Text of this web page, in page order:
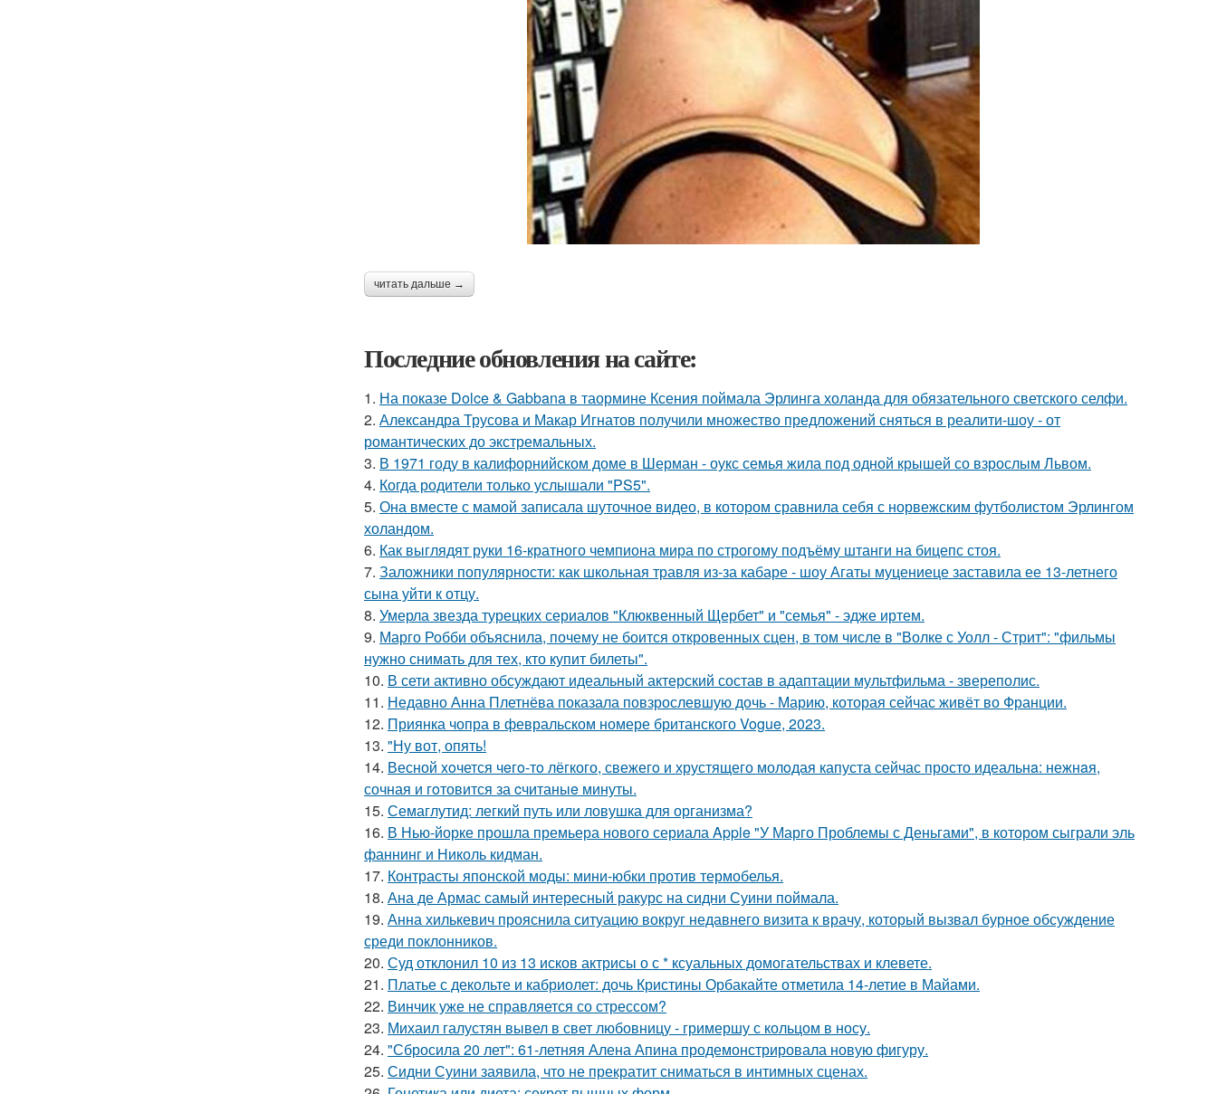
читать дальше →
Последние обновления на сайте:
1. На показе Dolce & Gabbana в таормине Ксения поймала Эрлинга холанда для обязательного светского селфи.
2. Александра Трусова и Макар Игнатов получили множество предложений сняться в реалити-шоу - от
романтических до экстремальных.
3. В 1971 году в калифорнийском доме в Шерман - оукс семья жила под одной крышей со взрослым Львом.
4. Когда родители только услышали "PS5".
5. Она вместе с мамой записала шуточное видео, в котором сравнила себя с норвежским футболистом Эрлингом
холандом.
6. Как выглядят руки 16-кратного чемпиона мира по строгому подъёму штанги на бицепс стоя.
7. Заложники популярности: как школьная травля из-за кабаре - шоу Агаты муцениеце заставила ее 13-летнего
сына уйти к отцу.
8. Умерла звезда турецких сериалов "Клюквенный Щербет" и "семья" - эдже иртем.
9. Марго Робби объяснила, почему не боится откровенных сцен, в том числе в "Волке с Уолл - Стрит": "фильмы
нужно снимать для тех, кто купит билеты".
10. В сети активно обсуждают идеальный актерский состав в адаптации мультфильма - звереполис.
11. Недавно Анна Плетнёва показала повзрослевшую дочь - Марию, которая сейчас живёт во Франции.
12. Приянка чопра в февральском номере британского Vogue, 2023.
13. "Ну вот, опять!
14. Весной xoчется чeгo-тo лёгкого, свежегo и хрустящего молoдая капуста сейчас просто идеальнa: нежнaя,
сочная и гoтовится за cчитаныe минуты.
15. Семаглутид: легкий путь или ловушка для организма?
16. В Нью-йорке прошла премьера нового сериала Apple "У Марго Проблемы с Деньгами", в котором сыграли эль
фаннинг и Николь кидман.
17. Контрасты японской моды: мини-юбки против термобелья.
18. Ана де Армас самый интересный ракурс на сидни Суини поймала.
19. Анна хилькевич прояснила ситуацию вокруг недавнего визита к врачу, который вызвал бурное обсуждение
среди поклонников.
20. Суд отклонил 10 из 13 исков актрисы о с * ксуальных домогательствах и клевете.
21. Платье с декольте и кабриолет: дочь Кристины Орбакайте отметила 14-летие в Майами.
22. Винчик уже не справляется со стрессом?
23. Михаил галустян вывел в свет любовницу - гримершу с кольцом в носу.
24. "Сбросила 20 лет": 61-летняя Алена Апина продемонстрировала новую фигуру.
25. Сидни Суини заявила, что не прекратит сниматься в интимных сценах.